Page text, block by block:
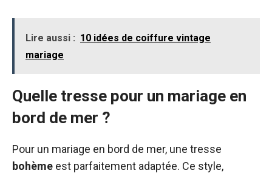
Lire aussi : 10 idées de coiffure vintage
mariage
Quelle tresse pour un mariage en
bord de mer ?
Pour un mariage en bord de mer, une tresse
bohème est parfaitement adaptée. Ce style,